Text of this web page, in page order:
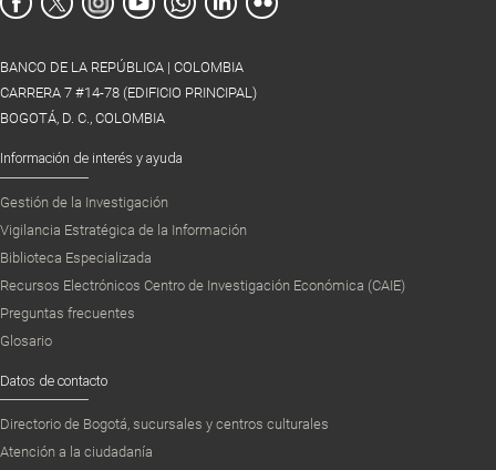
BANCO DE LA REPÚBLICA | COLOMBIA
CARRERA 7 #14-78 (EDIFICIO PRINCIPAL)
BOGOTÁ, D. C., COLOMBIA
Información de interés y ayuda
Gestión de la Investigación
Vigilancia Estratégica de la Información
Biblioteca Especializada
Recursos Electrónicos Centro de Investigación Económica (CAIE)
Preguntas frecuentes
Glosario
Datos de contacto
Directorio de Bogotá, sucursales y centros culturales
Atención a la ciudadanía